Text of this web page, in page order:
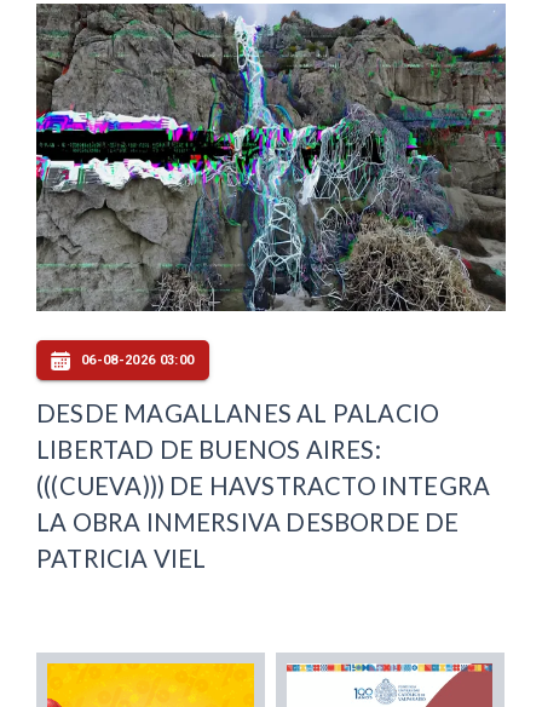
06-08-2026 03:00
DESDE MAGALLANES AL PALACIO
LIBERTAD DE BUENOS AIRES:
(((CUEVA))) DE HAVSTRACTO INTEGRA
LA OBRA INMERSIVA DESBORDE DE
PATRICIA VIEL